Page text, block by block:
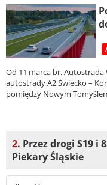
Od 11 marca br. Autostrada
autostrady A2 Świecko –
pomiędzy Nowym
2. Przez drogi S19 i
Piekary Śląskie